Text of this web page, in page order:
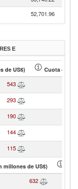
52,701.96
E
de US$) Cuota de
543
293
190
144
115
millones de US$)
632